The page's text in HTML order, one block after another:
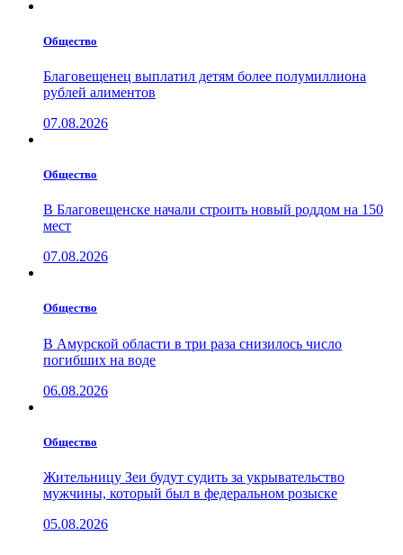
Общество
Благовещенец выплатил детям более полумиллиона
рублей алиментов
07.08.2026
Общество
В Благовещенске начали строить новый роддом на 150
мест
07.08.2026
Общество
В Амурской области в три раза снизилось число
погибших на воде
06.08.2026
Общество
Жительницу Зеи будут судить за укрывательство
мужчины, который был в федеральном розыске
05.08.2026